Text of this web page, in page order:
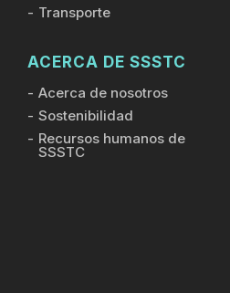
Transporte
ACERCA DE SSSTC
Acerca de nosotros
Sostenibilidad
Recursos humanos de
SSSTC